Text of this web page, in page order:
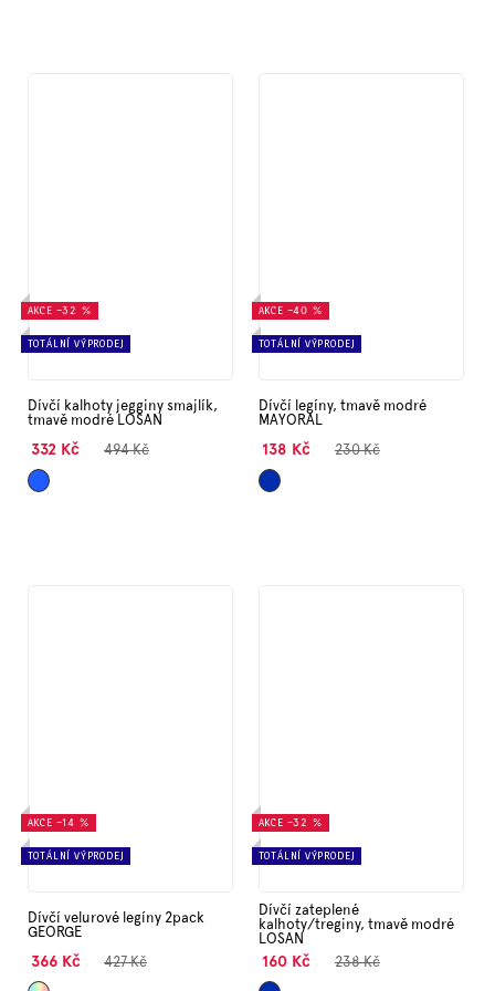
AKCE –32 %
TOTÁLNÍ VÝPRODEJ
Dívčí kalhoty jegginy smajlík,
tmavě modré LOSAN
332 Kč 494 Kč
Modrá
AKCE –40 %
TOTÁLNÍ VÝPRODEJ
Dívčí legíny, tmavě modré
MAYORAL
138 Kč 230 Kč
Tmavě
AKCE –14 %
TOTÁLNÍ VÝPRODEJ
Dívčí velurové legíny 2pack
GEORGE
366 Kč 427 Kč
Mix
AKCE –32 %
TOTÁLNÍ VÝPRODEJ
Dívčí zateplené
kalhoty/treginy, tmavě modré
LOSAN
160 Kč 238 Kč
Tmavě